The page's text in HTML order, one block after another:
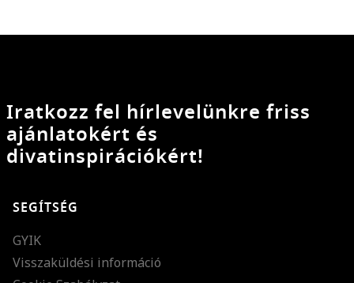
Iratkozz fel hírlevelünkre friss
ajánlatokért és
divatinspirációkért!
SEGÍTSÉG
GYIK
Visszaküldési információ